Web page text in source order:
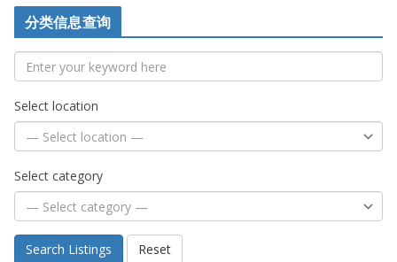
分类信息查询
Select location
Select category
Search Listings Reset